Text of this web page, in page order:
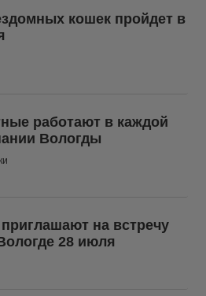
кошек пройдет в
работают в каждой
Вологды
на встречу
28 июля